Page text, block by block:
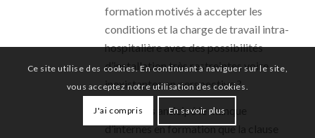
formation motivés à accepter les
conditions et la charge de travail intra-
hospitalière avec des possibilités
d’installation très restreintes voire
inexistantes en perspective ?
Avez-vous anticipé le manque
d’internes en formation que la clause
Ce site utilise des cookies. En continuant à naviguer sur le site,
vous acceptez notre utilisation des cookies.
J'ai compris En savoir plus